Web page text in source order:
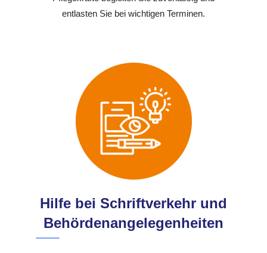
entlasten Sie bei wichtigen Terminen.
Hilfe bei Schriftverkehr und
Behördenangelegenheiten